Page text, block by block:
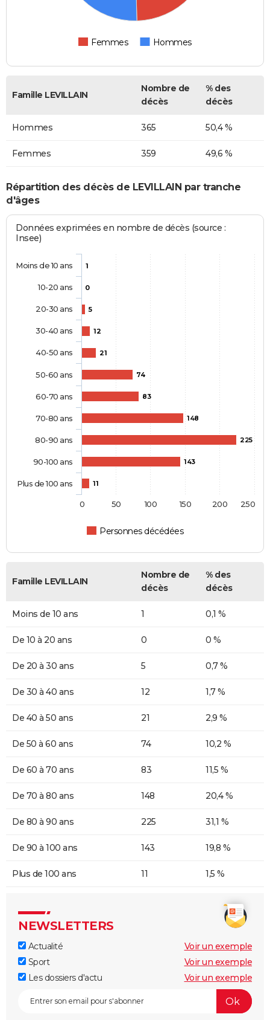
Femmes Hommes
Famille LEVILLAIN
Nombre de
décès
% des
décès
Hommes 365 50,4 %
Femmes 359 49,6 %
Répartition des décès de LEVILLAIN par tranche
d'âges
Données exprimées en nombre de décès (source :
Insee)
1
0
5
12
21
74
83
148
225
143
11
Personnes décédées
Moins de 10 ans
10-20 ans
20-30 ans
30-40 ans
40-50 ans
50-60 ans
60-70 ans
70-80 ans
80-90 ans
90-100 ans
Plus de 100 ans
0 50 100 150 200 250
Famille LEVILLAIN
Nombre de
décès
% des
décès
Moins de 10 ans 1 0,1 %
De 10 à 20 ans 0 0 %
De 20 à 30 ans 5 0,7 %
De 30 à 40 ans 12 1,7 %
De 40 à 50 ans 21 2,9 %
De 50 à 60 ans 74 10,2 %
De 60 à 70 ans 83 11,5 %
De 70 à 80 ans 148 20,4 %
De 80 à 90 ans 225 31,1 %
De 90 à 100 ans 143 19,8 %
Plus de 100 ans 11 1,5 %
NEWSLETTERS
Actualité
Voir un exemple
Sport
Voir un exemple
Les dossiers d'actu
Voir un exemple